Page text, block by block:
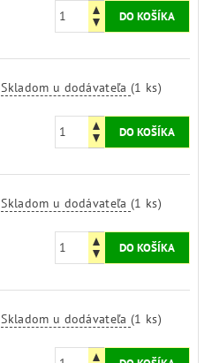
Skladom u dodávateľa(1 ks)
Skladom u dodávateľa(1 ks)
Skladom u dodávateľa(1 ks)